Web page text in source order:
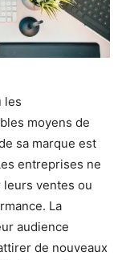
les
moyens de
sa marque est
entreprises ne
ventes ou
La
audience
de nouveaux